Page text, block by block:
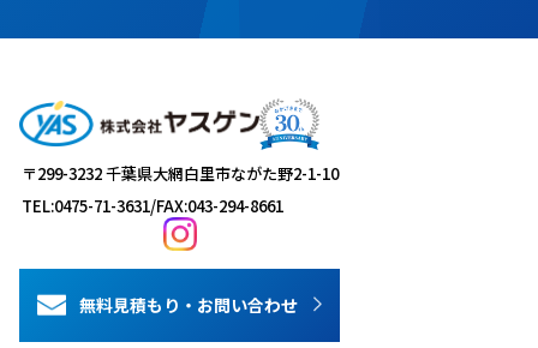
〒299-3232 千葉県大網白里市ながた野2-1-10
TEL:0475-71-3631/FAX:043-294-8661
無料見積もり・お問い合わせ